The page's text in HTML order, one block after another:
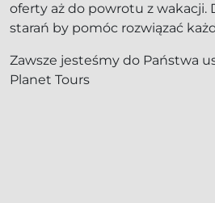
oferty aż do powrotu z wakacji.
starań by pomóc rozwiązać
Zawsze jesteśmy do Państwa
Planet Tours